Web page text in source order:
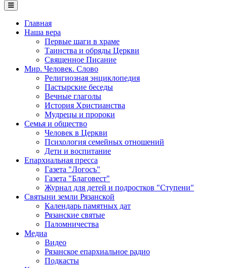
Главная
Наша вера
Первые шаги в храме
Таинства и обряды Церкви
Священное Писание
Мир. Человек. Слово
Религиозная энциклопедия
Пастырские беседы
Вечные глаголы
История Христианства
Мудрецы и пророки
Семья и общество
Человек в Церкви
Психология семейных отношений
Дети и воспитание
Епархиальная пресса
Газета "Логосъ"
Газета "Благовест"
Журнал для детей и подростков "Ступени"
Святыни земли Рязанской
Календарь памятных дат
Рязанские святые
Паломничества
Медиа
Видео
Рязанское епархиальное радио
Подкасты